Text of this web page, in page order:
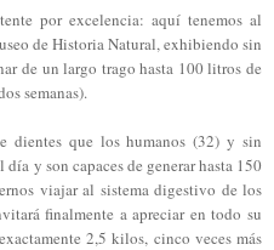
por excelencia: aquí tenemos al
de Historia Natural, exhibiendo sin
de un largo trago hasta 100 litros de
semanas).
dientes que los humanos (32) y sin
y son capaces de generar hasta 150
viajar al sistema digestivo de los
finalmente a apreciar en todo su
2,5 kilos, cinco veces más